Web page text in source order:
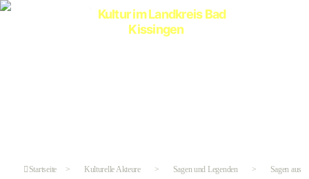
Startseite > Kulturelle Akteure > Sagen und Legenden > Sagen aus